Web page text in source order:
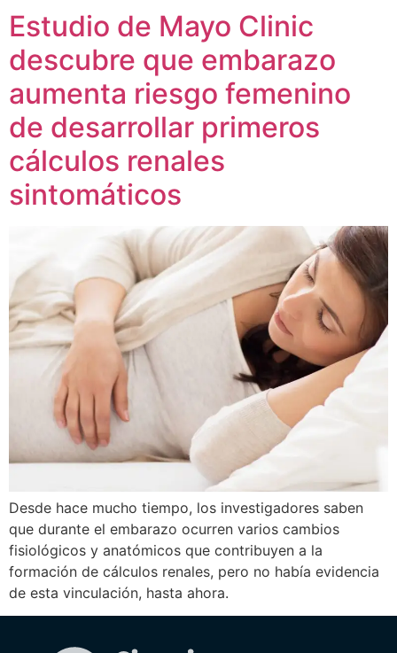
Estudio de Mayo Clinic
descubre que embarazo
aumenta riesgo femenino
de desarrollar primeros
cálculos renales
sintomáticos
Desde hace mucho tiempo, los investigadores saben
que durante el embarazo ocurren varios cambios
fisiológicos y anatómicos que contribuyen a la
formación de cálculos renales, pero no había evidencia
de esta vinculación, hasta ahora.